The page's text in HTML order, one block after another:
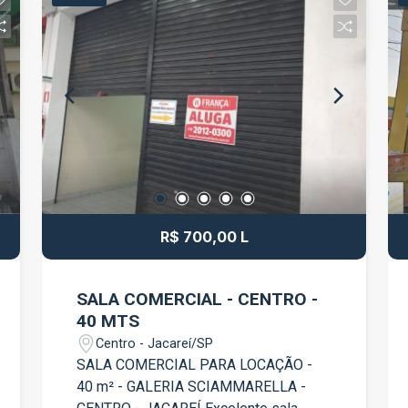
R$ 700,00 L
SALA COMERCIAL - CENTRO -
40 MTS
Centro - Jacareí/SP
SALA COMERCIAL PARA LOCAÇÃO -
40 m² - GALERIA SCIAMMARELLA -